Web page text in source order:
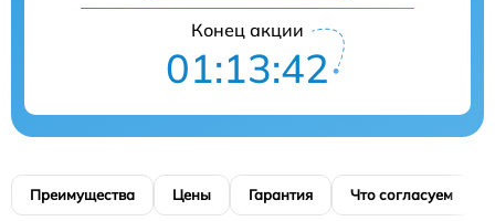
Конец акции
01:13:41
Преимущества Цены Гарантия Что согласуем